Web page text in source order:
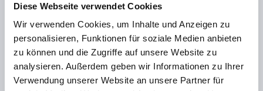
Diese Webseite verwendet Cookies
Wir verwenden Cookies, um Inhalte und Anzeigen zu
personalisieren, Funktionen für soziale Medien anbieten
zu können und die Zugriffe auf unsere Website zu
analysieren. Außerdem geben wir Informationen zu Ihrer
Verwendung unserer Website an unsere Partner für